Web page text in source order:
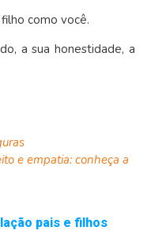
como você.
a sua honestidade, a
e empatia: conheça a
pais e filhos